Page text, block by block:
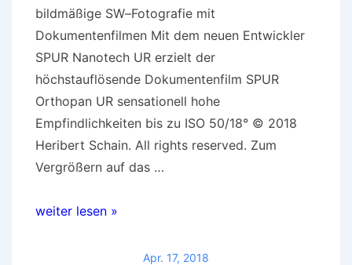
bildmäßige SW–Fotografie mit
Dokumentenfilmen Mit dem neuen Entwickler
SPUR Nanotech UR erzielt der
höchstauflösende Dokumentenfilm SPUR
Orthopan UR sensationell hohe
Empfindlichkeiten bis zu ISO 50/18° © 2018
Heribert Schain. All rights reserved. Zum
Vergrößern auf das …
Neu:
weiter lesen »
Apr. 17, 2018